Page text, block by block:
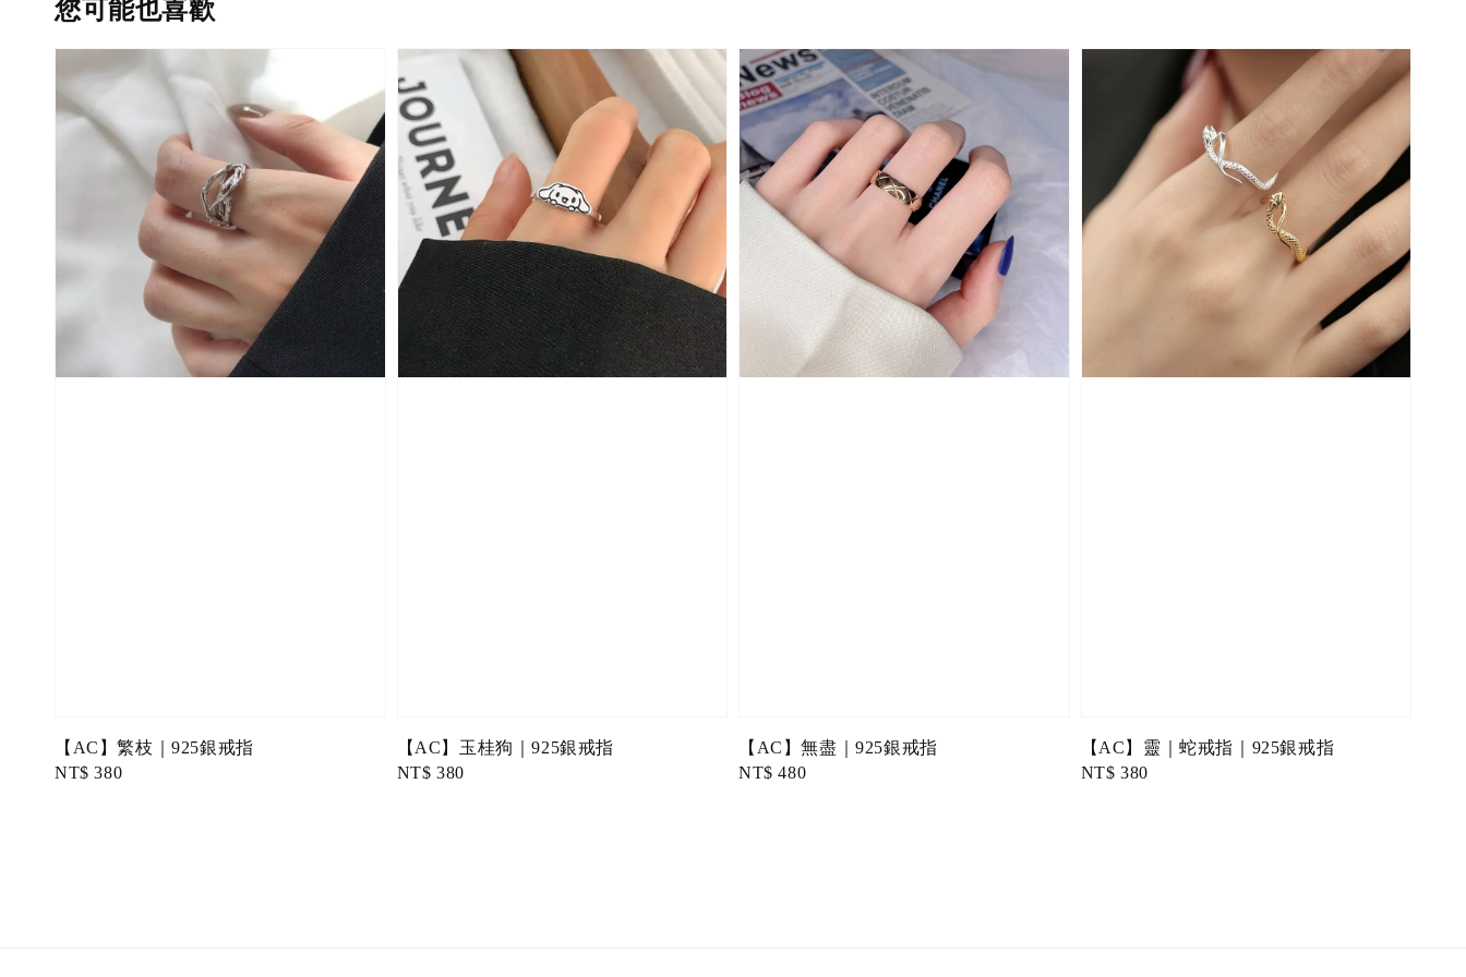
您可能也喜歡
【AC】繁枝｜925銀戒指
Regular
NT$ 380
【AC】玉桂狗｜925銀戒指
Regular
NT$ 380
【AC】無盡｜925銀戒指
Regular
NT$ 480
【AC】靈｜蛇戒指｜925銀戒指
Regular
NT$ 380